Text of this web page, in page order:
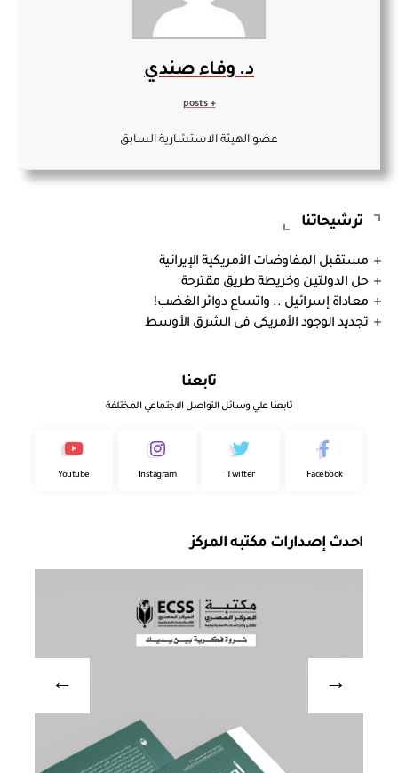
د. وفاء صندي
عضو الهيئة الاستشارية السابق
ترشيحاتنا
مستقبل المفاوضات الأمريكية الإيرانية
حل الدولتين وخريطة طريق مقترحة
معاداة إسرائيل .. واتساع دوائر الغضب!
تجديد الوجود الأمريكى فى الشرق الأوسط
تابعنا
تابعنا علي وسائل التواصل الاجتماعي المختلفة
Facebook
Twitter
Instagram
Youtube
احدث إصدارات مكتبه المركز